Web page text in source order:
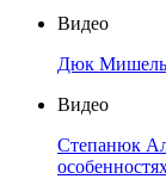
Видео
Дюк Мишель
Видео
Степанюк